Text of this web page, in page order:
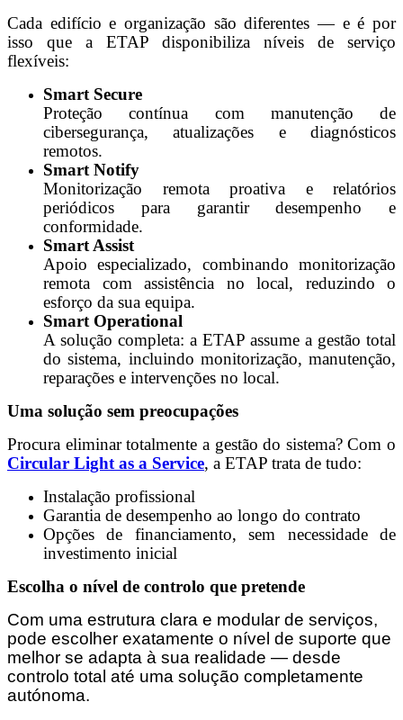
Cada edifício e organização são diferentes — e é por
isso que a ETAP disponibiliza níveis de serviço
flexíveis:
Smart Secure
Proteção contínua com manutenção de
cibersegurança, atualizações e diagnósticos
remotos.
Smart Notify
Monitorização remota proativa e relatórios
periódicos para garantir desempenho e
conformidade.
Smart Assist
Apoio especializado, combinando monitorização
remota com assistência no local, reduzindo o
esforço da sua equipa.
Smart Operational
A solução completa: a ETAP assume a gestão total
do sistema, incluindo monitorização, manutenção,
reparações e intervenções no local.
Uma solução sem preocupações
Procura eliminar totalmente a gestão do sistema? Com o
Circular Light as a Service, a ETAP trata de tudo:
Instalação profissional
Garantia de desempenho ao longo do contrato
Opções de financiamento, sem necessidade de
investimento inicial
Escolha o nível de controlo que pretende
Com uma estrutura clara e modular de serviços,
pode escolher exatamente o nível de suporte que
melhor se adapta à sua realidade — desde
controlo total até uma solução completamente
autónoma.